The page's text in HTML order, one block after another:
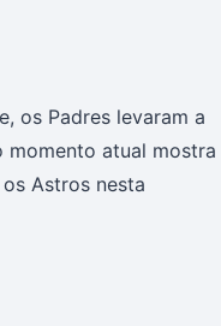
os Padres levaram a
atual mostra
Astros nesta